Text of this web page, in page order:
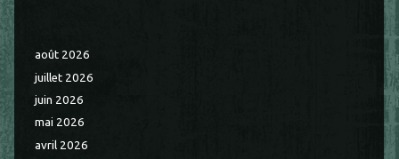
août 2026
juillet 2026
juin 2026
mai 2026
avril 2026